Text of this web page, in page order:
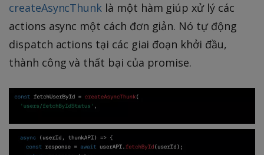
createAsyncThunk là một hàm giúp xử lý các
actions async một cách đơn giản. Nó tự động
dispatch actions tại các giai đoạn khởi đầu,
thành công và thất bại của promise.